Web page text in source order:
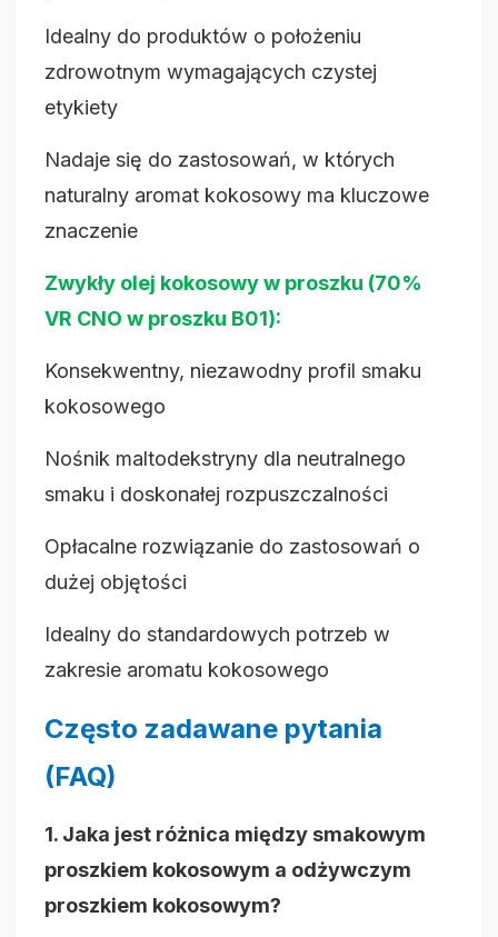
Idealny do produktów o położeniu
zdrowotnym wymagających czystej
etykiety
Nadaje się do zastosowań, w których
naturalny aromat kokosowy ma kluczowe
znaczenie
Zwykły olej kokosowy w proszku (70%
VR CNO w proszku B01):
Konsekwentny, niezawodny profil smaku
kokosowego
Nośnik maltodekstryny dla neutralnego
smaku i doskonałej rozpuszczalności
Opłacalne rozwiązanie do zastosowań o
dużej objętości
Idealny do standardowych potrzeb w
zakresie aromatu kokosowego
Często zadawane pytania
(FAQ)
1. Jaka jest różnica między smakowym
proszkiem kokosowym a odżywczym
proszkiem kokosowym?